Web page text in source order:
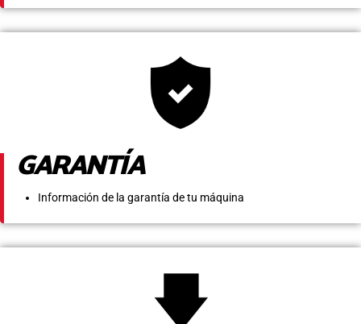
GARANTÍA
Información de la garantía de tu máquina